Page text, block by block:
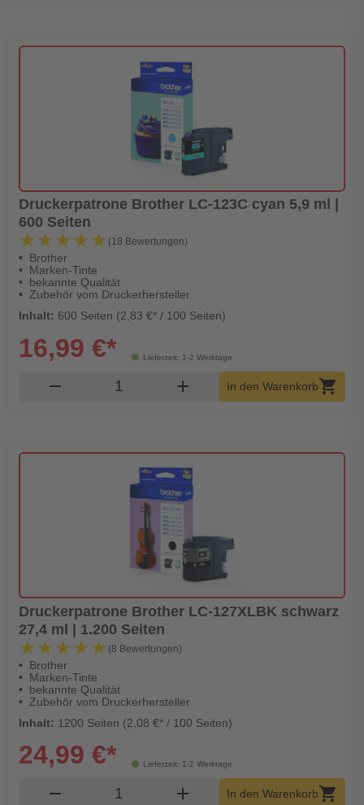
Druckerpatrone Brother LC-123C cyan 5,9 ml |
600 Seiten
★★★★★
★★★★★ (18 Bewertungen)
Brother
Marken-Tinte
bekannte Qualität
Zubehör vom Druckerhersteller
Inhalt: 600 Seiten (2,83 €* / 100 Seiten)
Lieferzeit: 1-2 Werktage
16,99 €*
remove Produkt Warenkorb Menge
add In den Warenkorb shopping_cart
Druckerpatrone Brother LC-127XLBK schwarz
27,4 ml | 1.200 Seiten
★★★★★
★★★★★ (8 Bewertungen)
Brother
Marken-Tinte
bekannte Qualität
Zubehör vom Druckerhersteller
Inhalt: 1200 Seiten (2,08 €* / 100 Seiten)
Lieferzeit: 1-2 Werktage
24,99 €*
remove Produkt Warenkorb Menge
add In den Warenkorbshopping_cart